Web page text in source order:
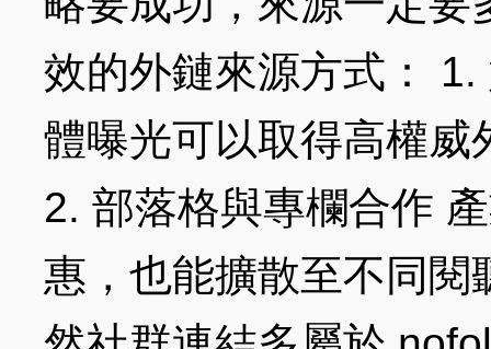
效的外鏈來源方式：
體曝光可以取得高權威
2. 部落格與專欄合作
惠，也能擴散至不同閱